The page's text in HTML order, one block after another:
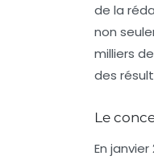
de la
non
milliers
des
Le
En